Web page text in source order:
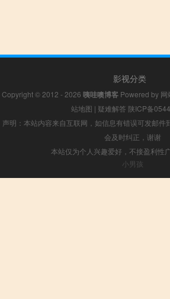
影视分类
Copyright © 2012 - 2026 咦哇噢博客 Powered by 网
站地图 | 疑难解答 陕ICP备
声明：本站内容来自互联网，如信息有错误可发邮
会及时纠正，谢谢
本站仅为个人兴趣爱好，不接盈利性
小男孩